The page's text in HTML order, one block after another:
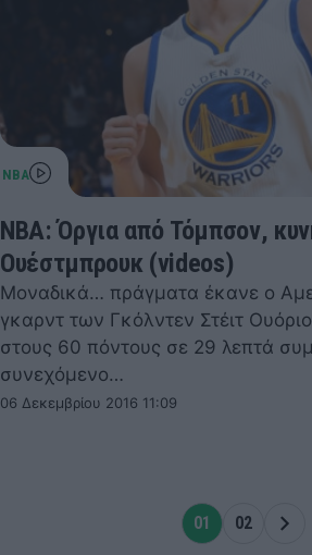
ΝΒΑ: Όργια από Τόμπσον,
Ουέστμπρουκ (videos)
Μοναδικά… πράγματα έκανε ο
γκαρντ των Γκόλντεν Στέιτ
στους 60 πόντους σε 29 λεπτά
συνεχόμενο…
06 Δεκεμβρίου 2016 11:09
01 02